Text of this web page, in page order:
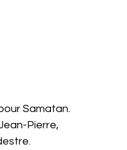
Samatan.
Pierre,